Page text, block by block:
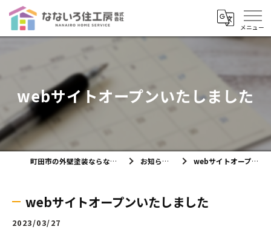
webサイトオープンいたしました
町田市の外壁塗装ならなないろ住工房株式会社 お知らせ・ブログ webサイトオープンいたしました
webサイトオープンいたしました
2023/03/27